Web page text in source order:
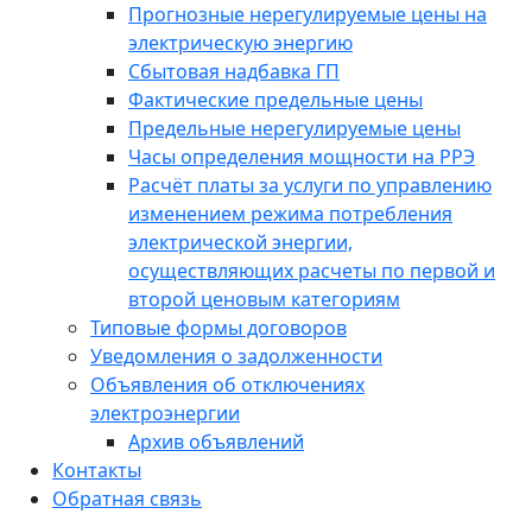
Прогнозные нерегулируемые цены на
электрическую энергию
Сбытовая надбавка ГП
Фактические предельные цены
Предельные нерегулируемые цены
Часы определения мощности на РРЭ
Расчёт платы за услуги по управлению
изменением режима потребления
электрической энергии,
осуществляющих расчеты по первой и
второй ценовым категориям
Типовые формы договоров
Уведомления о задолженности
Объявления об отключениях
электроэнергии
Архив объявлений
Контакты
Обратная связь